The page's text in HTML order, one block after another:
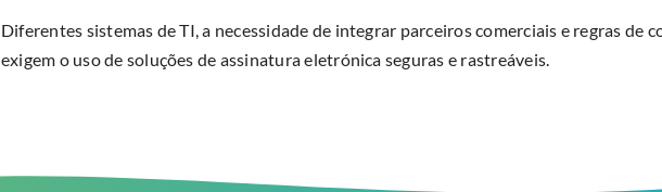
Diferentes sistemas de TI, a necessidade de integrar parceiros comerciais e regras de
exigem o uso de soluções de assinatura eletrónica seguras e rastreáveis.